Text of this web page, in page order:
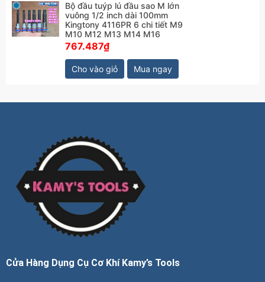
Bộ đầu tuýp lú đầu sao M lớn
vuông 1/2 inch dài 100mm
Kingtony 4116PR 6 chi tiết M9
M10 M12 M13 M14 M16
767.487₫
Cho vào giỏ Mua ngay
Cửa Hàng Dụng Cụ Cơ Khí Kamy’s Tools